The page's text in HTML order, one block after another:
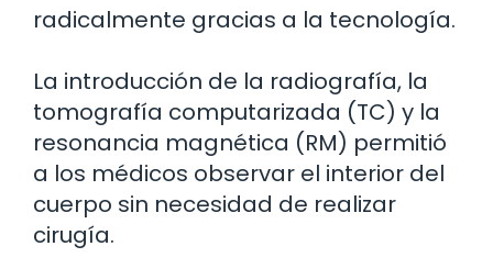
radicalmente gracias a la tecnología.
La introducción de la radiografía, la
tomografía computarizada (TC) y la
resonancia magnética (RM) permitió
a los médicos observar el interior del
cuerpo sin necesidad de realizar
cirugía.